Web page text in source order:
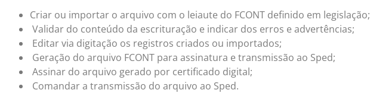
Criar ou importar o arquivo com o leiaute do FCONT definido em legislação;
Validar do conteúdo da escrituração e indicar dos erros e advertências;
Editar via digitação os registros criados ou importados;
Geração do arquivo FCONT para assinatura e transmissão ao Sped;
Assinar do arquivo gerado por certificado digital;
Comandar a transmissão do arquivo ao Sped.